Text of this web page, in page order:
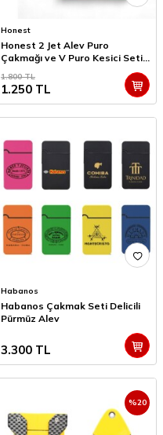
Honest
Honest 2 Jet Alev Puro
Çakmağı ve V Puro Kesici Seti
1.800TL
1.250 TL
Habanos
Habanos Çakmak Seti Delicili
Pürmüz Alev
3.300 TL
%20